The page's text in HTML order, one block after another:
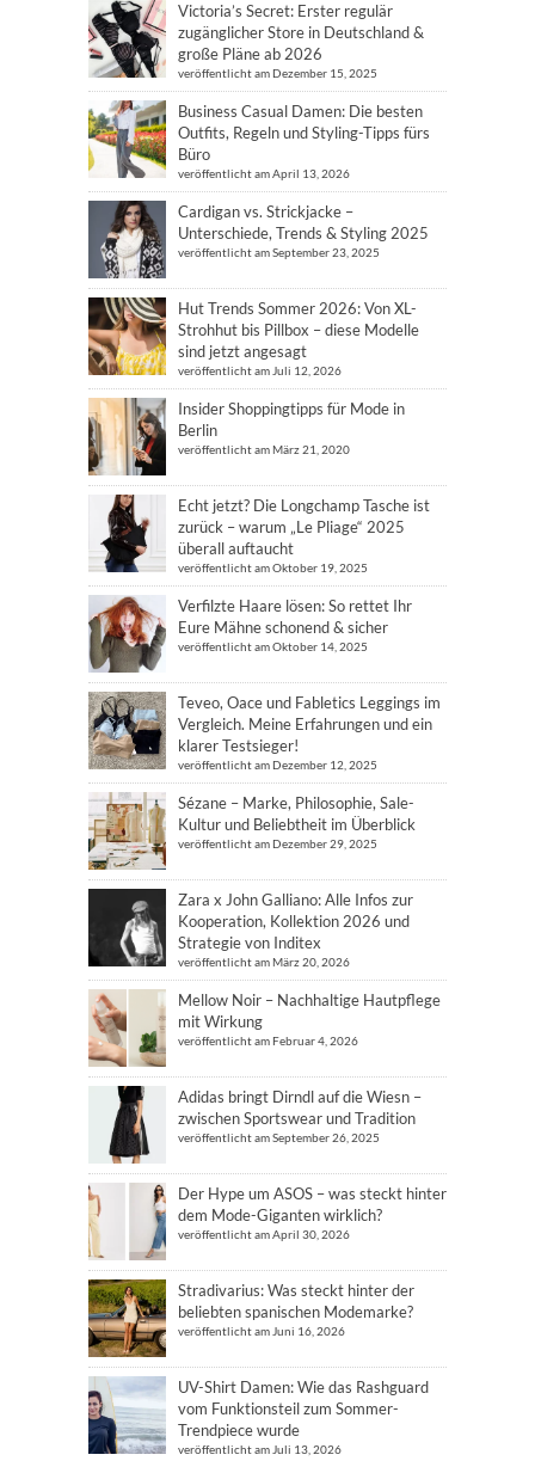
Victoria’s Secret: Erster regulär
zugänglicher Store in Deutschland &
große Pläne ab 2026
veröffentlicht am Dezember 15, 2025
Business Casual Damen: Die besten
Outfits, Regeln und Styling-Tipps fürs
Büro
veröffentlicht am April 13, 2026
Cardigan vs. Strickjacke –
Unterschiede, Trends & Styling 2025
veröffentlicht am September 23, 2025
Hut Trends Sommer 2026: Von XL-
Strohhut bis Pillbox – diese Modelle
sind jetzt angesagt
veröffentlicht am Juli 12, 2026
Insider Shoppingtipps für Mode in
Berlin
veröffentlicht am März 21, 2020
Echt jetzt? Die Longchamp Tasche ist
zurück – warum „Le Pliage“ 2025
überall auftaucht
veröffentlicht am Oktober 19, 2025
Verfilzte Haare lösen: So rettet Ihr
Eure Mähne schonend & sicher
veröffentlicht am Oktober 14, 2025
Teveo, Oace und Fabletics Leggings im
Vergleich. Meine Erfahrungen und ein
klarer Testsieger!
veröffentlicht am Dezember 12, 2025
Sézane – Marke, Philosophie, Sale-
Kultur und Beliebtheit im Überblick
veröffentlicht am Dezember 29, 2025
Zara x John Galliano: Alle Infos zur
Kooperation, Kollektion 2026 und
Strategie von Inditex
veröffentlicht am März 20, 2026
Mellow Noir – Nachhaltige Hautpflege
mit Wirkung
veröffentlicht am Februar 4, 2026
Adidas bringt Dirndl auf die Wiesn –
zwischen Sportswear und Tradition
veröffentlicht am September 26, 2025
Der Hype um ASOS – was steckt hinter
dem Mode-Giganten wirklich?
veröffentlicht am April 30, 2026
Stradivarius: Was steckt hinter der
beliebten spanischen Modemarke?
veröffentlicht am Juni 16, 2026
UV-Shirt Damen: Wie das Rashguard
vom Funktionsteil zum Sommer-
Trendpiece wurde
veröffentlicht am Juli 13, 2026